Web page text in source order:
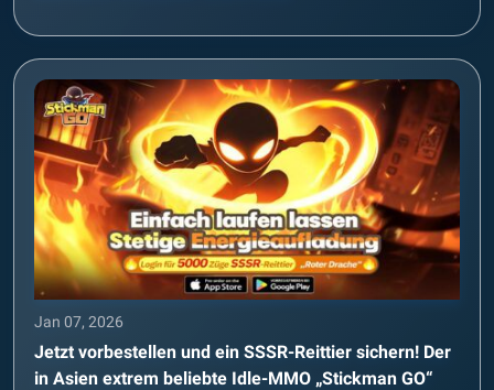
Jan 07, 2026
Jetzt vorbestellen und ein SSSR-Reittier sichern! Der
in Asien extrem beliebte Idle-MMO „Stickman GO“